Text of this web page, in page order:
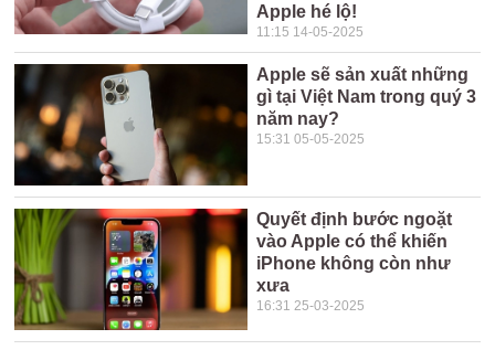
Apple hé lộ!
11:15 14-05-2025
Apple sẽ sản xuất những
gì tại Việt Nam trong quý 3
năm nay?
15:31 05-05-2025
Quyết định bước ngoặt
vào Apple có thể khiến
iPhone không còn như
xưa
16:31 25-03-2025